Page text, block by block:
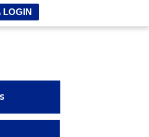
LOGIN